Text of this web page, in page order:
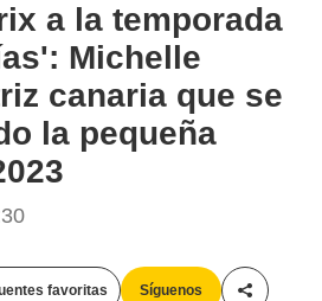
a la temporada
Michelle
canaria que se
la pequeña
favoritas Síguenos